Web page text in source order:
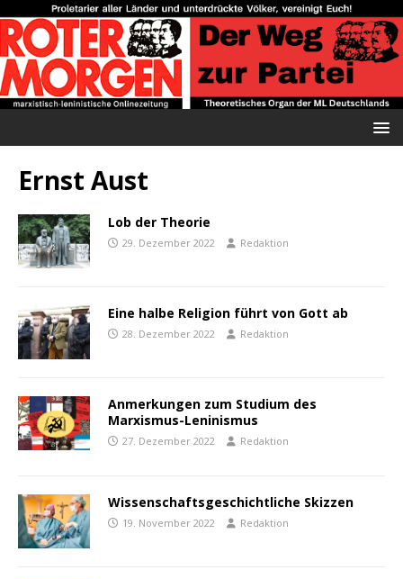
Ernst Aust
Lob der Theorie
29. Dezember 2022 Redaktion
Eine halbe Religion führt von Gott ab
28. Dezember 2022 Redaktion
Anmerkungen zum Studium des
Marxismus-Leninismus
27. Dezember 2022 Redaktion
Wissenschaftsgeschichtliche Skizzen
19. November 2022 Redaktion